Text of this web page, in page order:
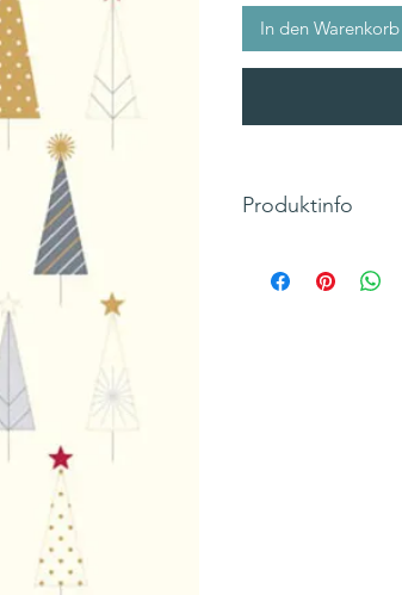
In den Warenkorb
Produktinfo
goldenen